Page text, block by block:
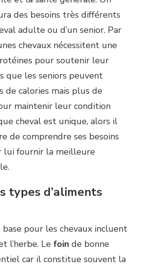
des besoins très différents
adulte ou d’un senior. Par
chevaux nécessitent une
pour soutenir leur
que les seniors peuvent
de calories mais plus de
maintenir leur condition
cheval est unique, alors il
de comprendre ses besoins
lui fournir la meilleure
types d’aliments
pour les chevaux incluent
l’herbe. Le foin de bonne
car il constitue souvent la